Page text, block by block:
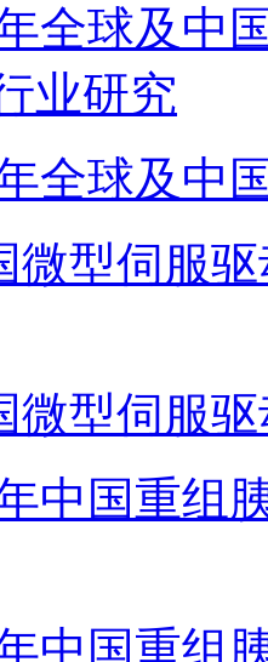
全球及中
业研究
全球及中
微型伺服
微型伺服
中国重组
中国重组